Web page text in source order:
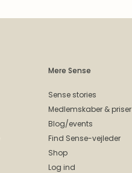
Mere Sense
Sense stories
Medlemskaber & priser
Blog/events
Find Sense-vejleder
Shop
Log ind